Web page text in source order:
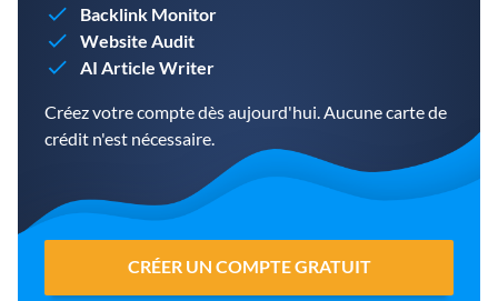
Backlink Monitor
Website Audit
AI Article Writer
Créez votre compte dès aujourd'hui. Aucune carte de
crédit n'est nécessaire.
CRÉER UN COMPTE GRATUIT